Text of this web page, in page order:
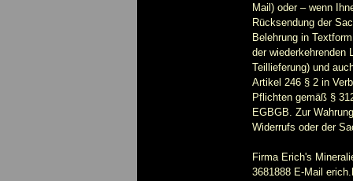
Mail) oder – wenn
Rücksendung der
Belehrung in
der wiederkehrenden
Teillieferung) und
Artikel 246 § 2 in
Pflichten gemäß §
EGBGB. Zur
Widerrufs oder der
Firma Erich's
3681888 E-Mail